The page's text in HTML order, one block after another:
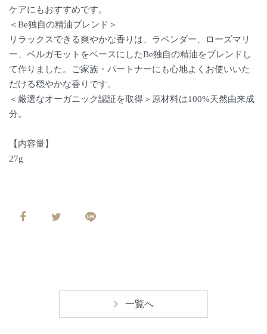
ケアにもおすすめです。
＜Be独自の精油ブレンド＞
リラックスできる爽やかな香りは、ラベンダー、ローズマリ
ー、ベルガモットをベースにしたBe独自の精油をブレンドし
て作りました。ご家族・パートナーにも心地よくお使いいた
だける穏やかな香りです。
＜厳選なオーガニック認証を取得＞原材料は100%天然由来成
分。
【内容量】
27g
一覧へ